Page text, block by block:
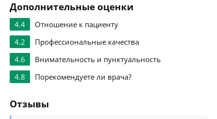
Дополнительные оценки
4.4
Отношение к пациенту
4.2
Профессиональные качества
4.6
Внимательность и пунктуальность
4.8
Порекомендуете ли врача?
Отзывы